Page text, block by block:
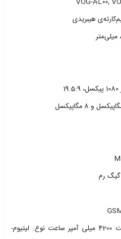
هیبریدی
ظرفیت: ظرفیت 4200 میلی آمپر ساعت نوع: لیتیوم-